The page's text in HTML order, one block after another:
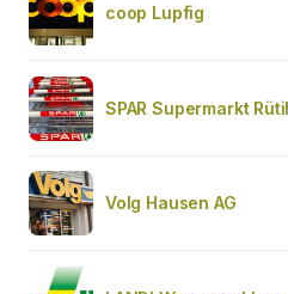
coop Lupfig
SPAR Supermarkt
Volg Hausen AG